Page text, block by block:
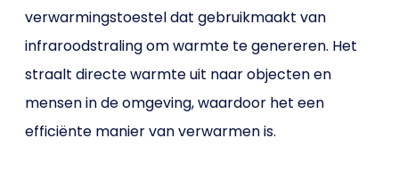
verwarmingstoestel dat gebruikmaakt van
infraroodstraling om warmte te genereren. Het
straalt directe warmte uit naar objecten en
mensen in de omgeving, waardoor het een
efficiënte manier van verwarmen is.